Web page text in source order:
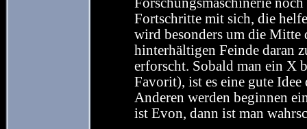
Fortschritte mit sich, die
wird besonders um die Mitte
hinterhältigen Feinde daran
erforscht. Sobald man ein X
Favorit), ist es eine gute
Anderen werden beginnen
ist Evon, dann ist man